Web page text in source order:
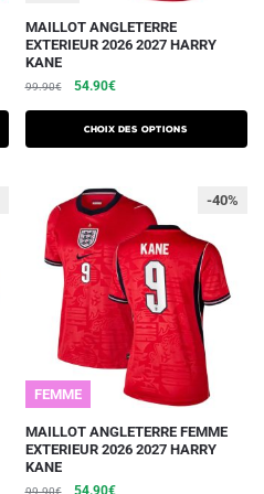
MAILLOT ANGLETERRE
EXTERIEUR 2026 2027 HARRY
KANE
99.90€
Le
initial
était :
54.90€Le
actuel
est :
Choix des options
Ce
produit
a
variations.
peuvent
être
choisies
page
produit
FEMME
-40%
MAILLOT ANGLETERRE FEMME
EXTERIEUR 2026 2027 HARRY
KANE
99.90€ Le
54.90€Le
Ce
produit
a